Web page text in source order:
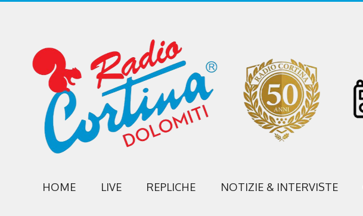
HOME LIVE REPLICHE NOTIZIE & INTERVISTE